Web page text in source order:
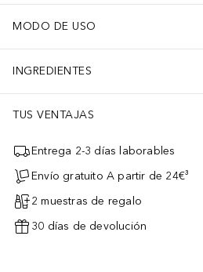
MODO DE USO
INGREDIENTES
TUS VENTAJAS
Entrega 2-3 días laborables
Envío gratuito A partir de 24€³
2 muestras de regalo
30 días de devolución